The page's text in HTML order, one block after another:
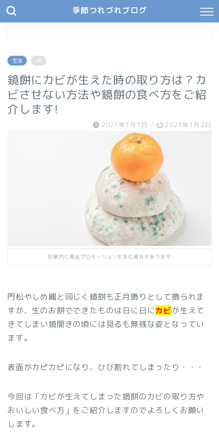
季節つれづれブログ
生活 PR
鏡餅にカビが生えた時の取り方は？カ
ビさせない方法や鏡餅の食べ方をご紹
介します!
2021年1月1日 / 2023年1月2日
記事内に商品プロモーションを含む場合があります
門松やしめ縄と同じく鏡餅も正月飾りとして飾られま
すが、生のお餅でできたものは日に日にカビが生えて
きてしまい鏡開きの頃には見るも無残な姿となってい
ます。
表面がカピカピになり、ひび割れてしまったり・・・
今回は「カビが生えてしまった鏡餅のカビの取り方や
おいしい食べ方」をご紹介しますのでよろしくお願い
します。